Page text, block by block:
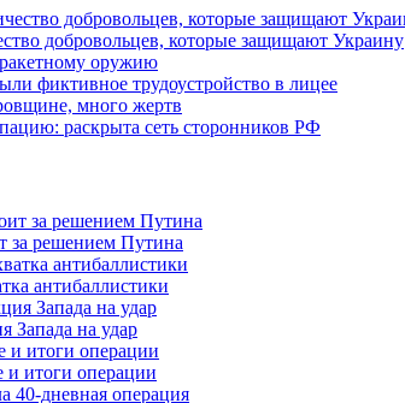
добровольцев, которые защищают Украину
оружию
фиктивное трудоустройство в лицее
много жертв
раскрыта сеть сторонников РФ
за решением Путина
антибаллистики
Запада на удар
итоги операции